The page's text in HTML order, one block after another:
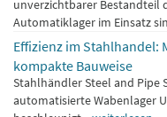
unverzichtbarer Bestandteil
Automatiklager im Einsatz
Effizienz im Stahlhandel:
kompakte Bauweise
Stahlhändler Steel and Pipe
automatisierte Wabenlager